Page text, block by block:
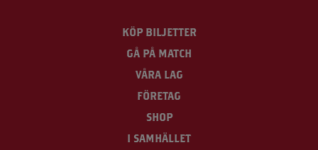
KÖP BILJETTER
GÅ PÅ MATCH
VÅRA LAG
FÖRETAG
SHOP
I SAMHÄLLET